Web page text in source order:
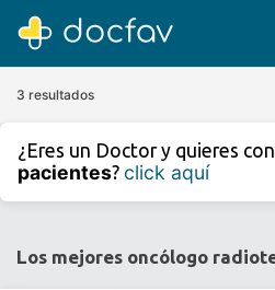
Buscar
3 resultados
¿Eres un Doctor y quieres
pacientes? click aquí
Los mejores oncólogo
⇧
©
contributors.